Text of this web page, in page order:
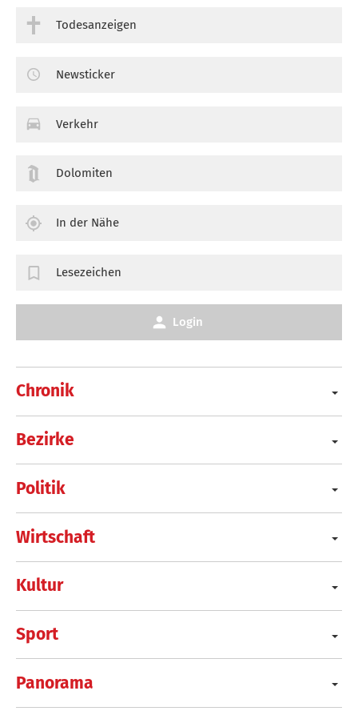
Chronik
Bezirke
Politik
Wirtschaft
Kultur
Sport
Panorama
Todesanzeigen
Newsticker
Verkehr
Dolomiten
In der Nähe
Lesezeichen
Login